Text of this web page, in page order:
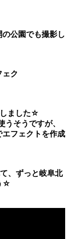
公園でも撮影し
ク
しました☆
そうですが、
フェクトを作成
、ずっと岐阜北
☆